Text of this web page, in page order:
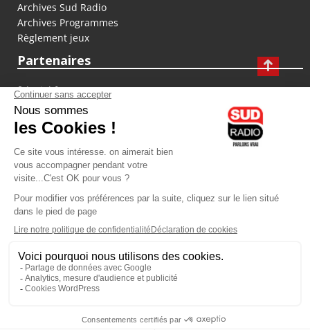
Archives Sud Radio
Archives Programmes
Règlement jeux
Partenaires
fiducial.fr
lyoncapitale.fr
olympique-et-lyonnais.com
L'application Iphone / Android
Téléchargez l'application
Les cookies
Gestion des cookies
Crédit photos : ©Sud Radio / Pierre Olivier
10H00
10H00 - 12H00